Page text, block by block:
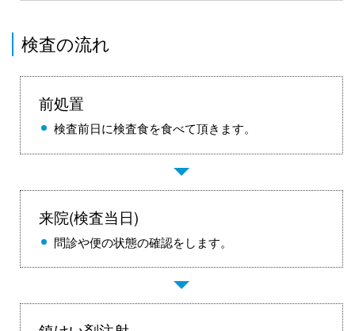
検査の流れ
前処置
検査前日に検査食を食べて頂きます。
来院(検査当日)
問診や便の状態の確認をします。